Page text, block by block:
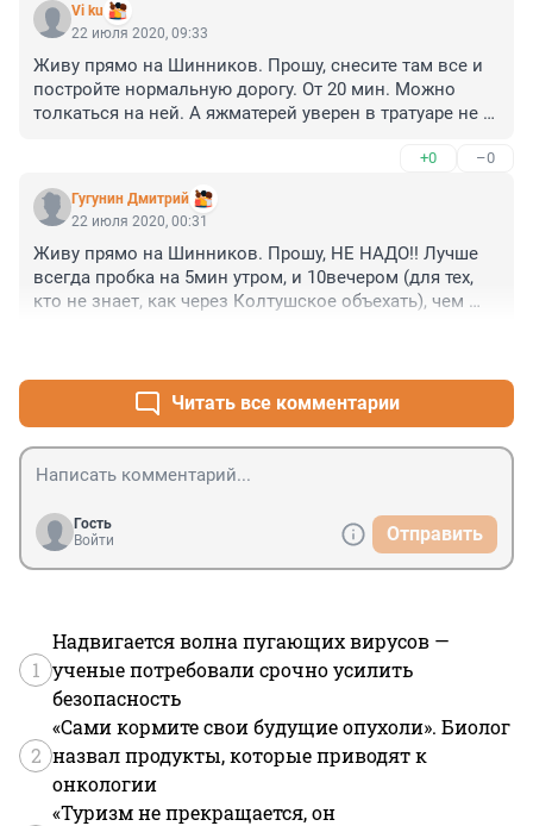
Vi ku
22 июля 2020, 09:33
Живу прямо на Шинников. Прошу, снесите там все и
постройте нормальную дорогу. От 20 мин. Можно
толкаться на ней. А яжматерей уверен в тратуаре не
+0 –0
Гугунин Дмитрий
22 июля 2020, 00:31
Живу прямо на Шинников. Прошу, НЕ НАДО!! Лучше
всегда пробка на 5мин утром, и 10вечером (для тех,
кто не знает, как через Колтушское объехать), чем
А 3 аварии одновременно на этом километре вы не
видели?? Это при небольшой скорости и 2х
пешеходных светофорах!
А наземный переход? где, у 2х жилых комплексов??
А вырубленные деревья на обочинах? Сейчас
пешеходная дорожка за деревьями, дети на великах,
мамы не боятся, а будет по обеим сторонам, чего
нафиг не надо, и вплотную к машинам!
Прошу, как житель - НЕ НАДО!!
Читать все комментарии
Гость
Войти
Отправить
1
Надвигается волна пугающих вирусов —
ученые потребовали срочно усилить
безопасность
2
«Сами кормите свои будущие опухоли». Биолог
назвал продукты, которые приводят к
онкологии
«Туризм не прекращается, он